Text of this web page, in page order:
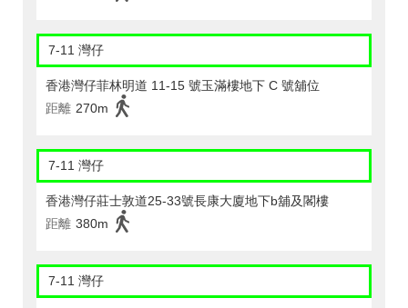
7-11 灣仔
香港灣仔菲林明道 11-15 號玉滿樓地下 C 號舖位
距離 270m
7-11 灣仔
香港灣仔莊士敦道25-33號長康大廈地下b舖及閣樓
距離 380m
7-11 灣仔